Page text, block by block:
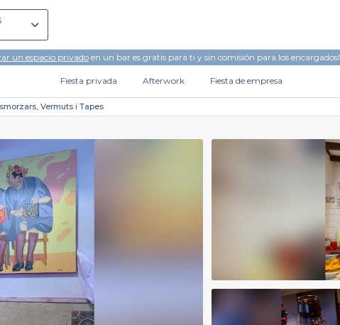
un espacio privadoen un bar es gratis para ti y sin comisión para los encargados!
Fiesta privada Afterwork Fiesta de empresa
Vermuts i Tapes